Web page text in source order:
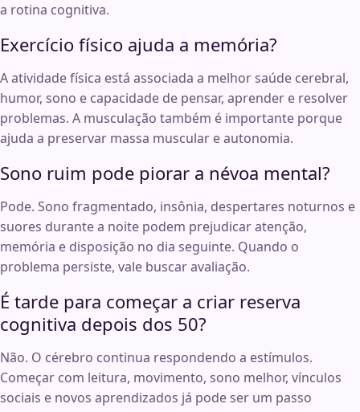
a rotina cognitiva.
Exercício físico ajuda a memória?
A atividade física está associada a melhor saúde cerebral,
humor, sono e capacidade de pensar, aprender e resolver
problemas. A musculação também é importante porque
ajuda a preservar massa muscular e autonomia.
Sono ruim pode piorar a névoa mental?
Pode. Sono fragmentado, insônia, despertares noturnos e
suores durante a noite podem prejudicar atenção,
memória e disposição no dia seguinte. Quando o
problema persiste, vale buscar avaliação.
É tarde para começar a criar reserva
cognitiva depois dos 50?
Não. O cérebro continua respondendo a estímulos.
Começar com leitura, movimento, sono melhor, vínculos
sociais e novos aprendizados já pode ser um passo